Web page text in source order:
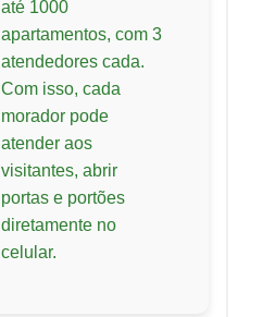
até 1000
apartamentos, com 3
atendedores cada.
Com isso, cada
morador pode
atender aos
visitantes, abrir
portas e portões
diretamente no
celular.